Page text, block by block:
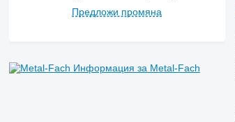
Предложи промяна
Информация за Metal-Fach